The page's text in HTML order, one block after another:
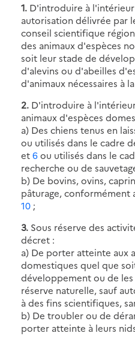
1. D'introduire à
autorisation délivrée par
conseil scientifique
des animaux d'espèces
soit leur stade de
d'alevins ou d'abeilles
d'animaux nécessaires à
2. D'introduire à
animaux d'espèces
a) Des chiens tenus en
ou utilisés dans le cadre
et6ou utilisés dans le
recherche ou de
b) De bovins, ovins,
pâturage, conformément
10 ;
3. Sous réserve des
décret :
a) De porter atteinte aux
domestiques quel que
développement ou de
réserve naturelle, sauf
à des fins scientifiques,
b) De troubler ou de
porter atteinte à leurs